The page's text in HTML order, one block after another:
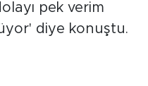
pek verim
diye konuştu.